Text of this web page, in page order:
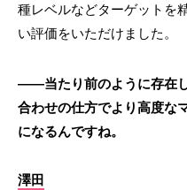
種レベルなどターゲットを
い評価をいただけました。
――当たり前のように存在
合わせの仕方でより高度な
になるんですね。
澤田